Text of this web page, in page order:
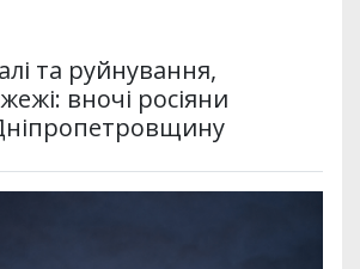
та руйнування,
вночі росіяни